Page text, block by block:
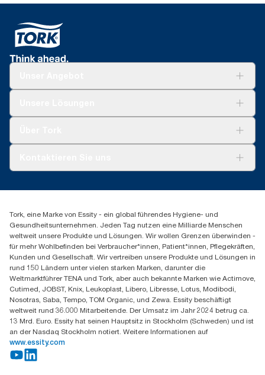
Spenderreklamation
+41 (0)848/810152
Essity Switzerland AG
Parkstraße 1b
6214 Schenkon
Mo-Do 8:00-16:30 | Fr 8:00-15:00
GLN: 7609999000928
Tork, eine Marke von Essity - ein global führendes Hygiene- und
Gesundheitsunternehmen. Jeden Tag nutzen eine Milliarde Menschen
weltweit unsere Produkte und Lösungen. Wir wollen Grenzen überwinden -
für mehr Wohlbefinden bei Verbraucher*innen, Patient*innen, Pflegekräften,
Kunden und Gesellschaft. Wir vertreiben unsere Produkte und Lösungen in
rund 150 Ländern unter vielen starken Marken, darunter die
Weltmarktführer TENA und Tork, aber auch bekannte Marken wie Actimove,
Cutimed, JOBST, Knix, Leukoplast, Libero, Libresse, Lotus, Modibodi,
Nosotras, Saba, Tempo, TOM Organic, und Zewa. Essity beschäftigt
weltweit rund 36.000 Mitarbeitende. Der Umsatz im Jahr 2024 betrug ca.
13 Mrd. Euro. Essity hat seinen Hauptsitz in Stockholm (Schweden) und ist
an der Nasdaq Stockholm notiert. Weitere Informationen auf
www.essity.com